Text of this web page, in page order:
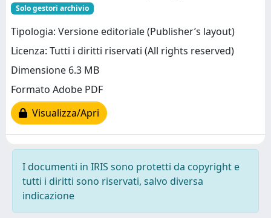
Solo gestori archivio
Tipologia: Versione editoriale (Publisher’s layout)
Licenza: Tutti i diritti riservati (All rights reserved)
Dimensione 6.3 MB
Formato Adobe PDF
Visualizza/Apri
I documenti in IRIS sono protetti da copyright e
tutti i diritti sono riservati, salvo diversa
indicazione